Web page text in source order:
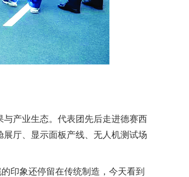
产业生态。代表团先后走进德赛西
厅、显示面板产线、无人机测试场
印象还停留在传统制造，今天看到